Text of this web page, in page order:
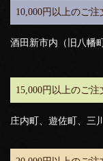
10,000円以上のご
酒田新市内（旧八幡
15,000円以上のご
庄内町、遊佐町、三